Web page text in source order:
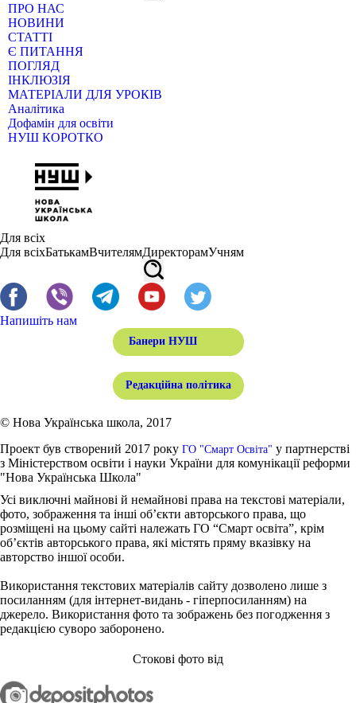
ПРО НАС
НОВИНИ
СТАТТІ
Є ПИТАННЯ
ПОГЛЯД
ІНКЛЮЗІЯ
МАТЕРІАЛИ ДЛЯ УРОКІВ
Аналітика
Дофамін для освіти
НУШ КОРОТКО
Для всіх
Для всіхБатькамВчителямДиректорамУчням
Напишіть нам
Банери НУШ
Редакційна політика
© Нова Українська школа, 2017
Проект був створений 2017 року ГО "Смарт Освіта" у партнерстві
з Міністерством освіти і науки України для комунікації реформи
"Нова Українська Школа"
Усі виключні майнові й немайнові права на текстові матеріали,
фото, зображення та інші об’єкти авторського права, що
розміщені на цьому сайті належать ГО “Смарт освіта”, крім
об’єктів авторського права, які містять пряму вказівку на
авторство іншої особи.
Використання текстових матеріалів сайту дозволено лише з
посиланням (для інтернет-видань - гіперпосиланням) на
джерело. Використання фото та зображень без погодження з
редакцією суворо заборонено.
Стокові фото від